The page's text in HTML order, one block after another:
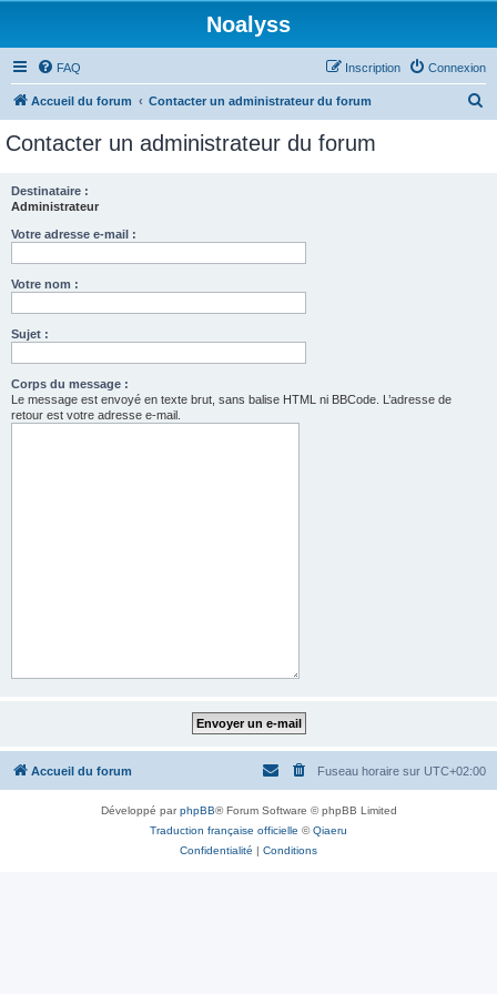
Noalyss
FAQ Connexion
Inscription
Accueil du forum Contacter un administrateur du forum
Contacter un administrateur du forum
Destinataire :
Administrateur
Votre adresse e-mail :
Votre nom :
Sujet :
Corps du message :
Le message est envoyé en texte brut, sans balise HTML ni BBCode. L’adresse de
retour est votre adresse e-mail.
Accueil du forum Fuseau horaire sur UTC+02:00
Développé parphpBB® Forum Software © phpBB Limited
Traduction française officielle ©Qiaeru
Confidentialité | Conditions